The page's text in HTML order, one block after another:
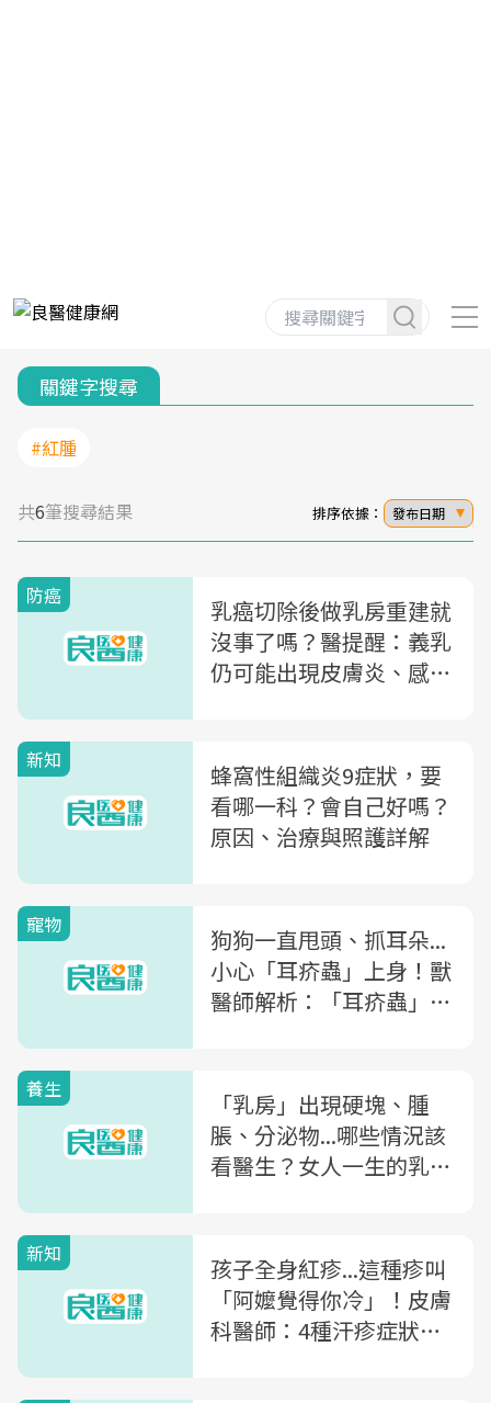
關鍵字搜尋
#紅腫
共6筆搜尋結果 排序依據： 發布日期
防癌
乳癌切除後做乳房重建就
沒事了嗎？醫提醒：義乳
仍可能出現皮膚炎、感染
新知
蜂窩性組織炎9症狀，要
看哪一科？會自己好嗎？
原因、治療與照護詳解
寵物
狗狗一直甩頭、抓耳朵...
小心「耳疥蟲」上身！獸
醫師解析：「耳疥蟲」症
養生
「乳房」出現硬塊、腫
脹、分泌物...哪些情況該
看醫生？女人一生的乳房
新知
孩子全身紅疹...這種疹叫
「阿嬤覺得你冷」！皮膚
科醫師：4種汗疹症狀及